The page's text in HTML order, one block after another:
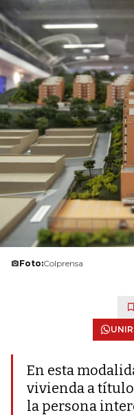
Foto:Colprensa
En esta
vivienda a
la persona